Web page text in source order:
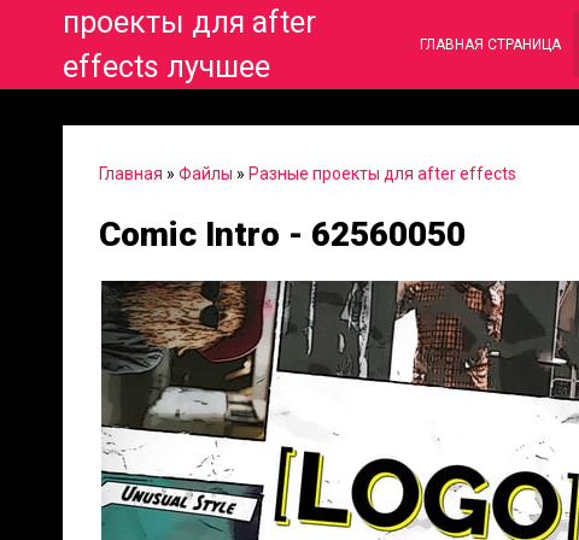
проекты для after
effects лучшее
ГЛАВНАЯ СТРАНИЦА
Главная » Файлы » Разные проекты для after effects
Comic Intro - 62560050